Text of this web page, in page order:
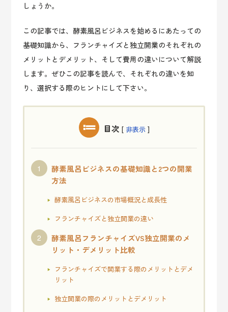
しょうか。
この記事では、酵素風呂ビジネスを始めるにあたっての
基礎知識から、フランチャイズと独立開業のそれぞれの
メリットとデメリット、そして費用の違いについて解説
します。ぜひこの記事を読んで、それぞれの違いを知
り、選択する際のヒントにして下さい。
目次 [ 非表示 ]
酵素風呂ビジネスの基礎知識と2つの開業
方法
酵素風呂ビジネスの市場概況と成長性
フランチャイズと独立開業の違い
酵素風呂フランチャイズVS独立開業のメ
リット・デメリット比較
フランチャイズで開業する際のメリットとデメ
リット
独立開業の際のメリットとデメリット